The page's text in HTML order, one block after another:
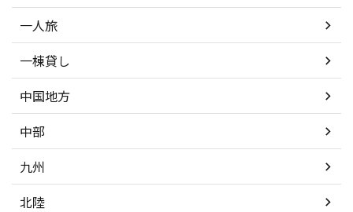
一人旅
一棟貸し
中国地方
中部
九州
北陸